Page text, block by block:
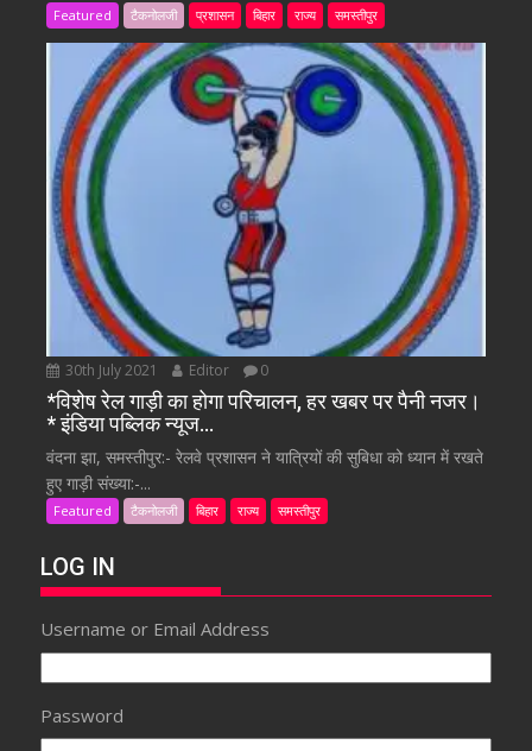
Featured टैकनोलजी प्रशासन बिहार राज्य समस्तीपुर
30th July 2021 Editor 0
*विशेष रेल गाड़ी का होगा परिचालन, हर खबर पर पैनी नजर।
* इंडिया पब्लिक न्यूज…
वंदना झा, समस्तीपुर:- रेलवे प्रशासन ने यात्रियों की सुबिधा को ध्यान में रखते
हुए गाड़ी संख्या:-...
Featured टैकनोलजी बिहार राज्य समस्तीपुर
LOG IN
Username or Email Address
Password